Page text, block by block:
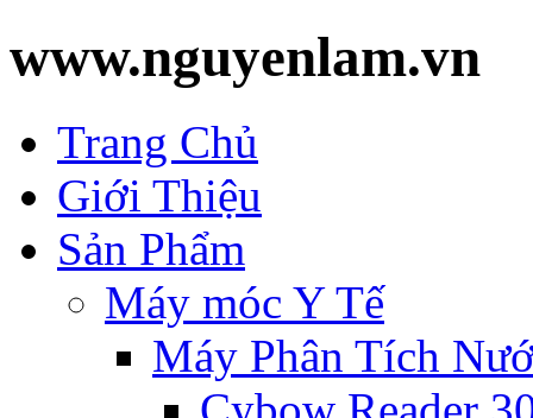
www.nguyenlam.vn
Trang Chủ
Giới Thiệu
Sản Phẩm
Máy móc Y Tế
Máy Phân Tích